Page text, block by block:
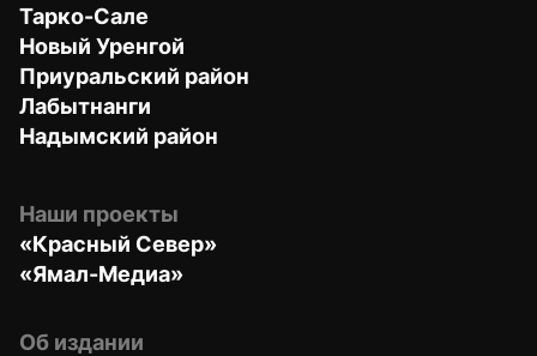
Тарко-Сале
Новый Уренгой
Приуральский район
Лабытнанги
Надымский район
Наши проекты
«Красный Север»
«Ямал-Медиа»
Об издании